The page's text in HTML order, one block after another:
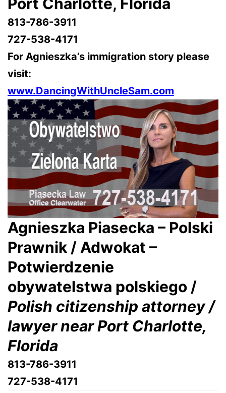
813-786-3911
727-538-4171
For Agnieszka’s immigration story please
visit:
www.DancingWithUncleSam.com
Agnieszka Piasecka – Polski
Prawnik / Adwokat –
Potwierdzenie
obywatelstwa polskiego /
Polish citizenship attorney /
lawyer near Port Charlotte,
Florida
813-786-3911
727-538-4171